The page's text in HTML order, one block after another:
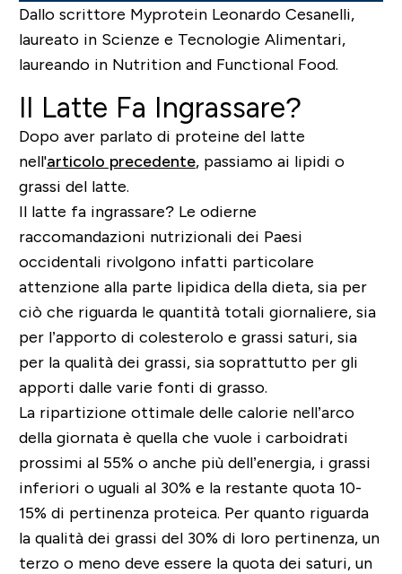
Dallo scrittore Myprotein Leonardo Cesanelli,
laureato in Scienze e Tecnologie Alimentari,
laureando in Nutrition and Functional Food.
Il Latte Fa Ingrassare?
Dopo aver parlato di proteine del latte
nell'articolo precedente, passiamo ai lipidi o
grassi del latte.
Il latte fa ingrassare? Le odierne
raccomandazioni nutrizionali dei Paesi
occidentali rivolgono infatti particolare
attenzione alla parte lipidica della dieta, sia per
ciò che riguarda le quantità totali giornaliere, sia
per l’apporto di colesterolo e grassi saturi, sia
per la qualità dei grassi, sia soprattutto per gli
apporti dalle varie fonti di grasso.
La ripartizione ottimale delle calorie nell’arco
della giornata è quella che vuole i carboidrati
prossimi al 55% o anche più dell’energia, i grassi
inferiori o uguali al 30% e la restante quota 10-
15% di pertinenza proteica. Per quanto riguarda
la qualità dei grassi del 30% di loro pertinenza, un
terzo o meno deve essere la quota dei saturi, un